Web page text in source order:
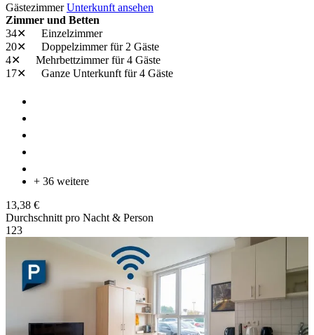
GästezimmerUnterkunft ansehen
Zimmer und Betten
34✕
Einzelzimmer
20✕
Doppelzimmerfür 2 Gäste
4✕
Mehrbettzimmerfür 4 Gäste
17✕
Ganze Unterkunft für 4 Gäste
+ 36 weitere
13,38 €
Durchschnitt pro Nacht & Person
1 23